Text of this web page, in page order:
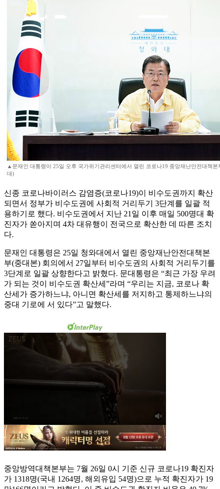
▲문재인 대통령이 25일 오후 국가위기관리센터에서 열린 코로나19 중앙재난안전대책
대)
신종 코로나바이러스 감염증(코로나19)이 비수도권까지 확산
되면서 정부가 비수도권에 사회적 거리두기 3단계를 일괄 적
용하기로 했다. 비수도권에서 지난 21일 이후 매일 500명대 확
진자가 쏟아지며 4차 대유행이 전국으로 확산한 데 따른 조치
다.
문재인 대통령은 25일 청와대에서 열린 중앙재난안전대책본
부(중대본) 회의에서 27일부터 비수도권의 사회적 거리두기를
3단계로 일괄 상향한다고 밝혔다. 문대통령은 “최근 가장 우려
가 되는 것이 비수도권 확산세”라며 “우리는 지금, 코로나 확
산세가 증가하느냐, 아니면 확산세를 저지하고 통제하느냐의
중대 기로에 서 있다”고 말했다.
중앙방역대책본부는 7월 26일 0시 기준 신규 코로나19 확진자
가 1318명(국내 1264명, 해외유입 54명)으로 누적 확진자가 19